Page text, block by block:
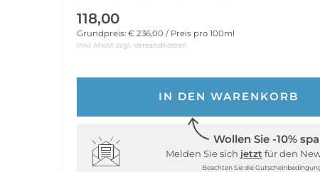
118,00
Grundpreis: € 236,00 / Preis pro 100ml
inkl. Mwst zzgl. Versandkosten
IN DEN WARENKORB
Wollen Sie -10%
Melden Sie sich jetzt für den
Beachten Sie die